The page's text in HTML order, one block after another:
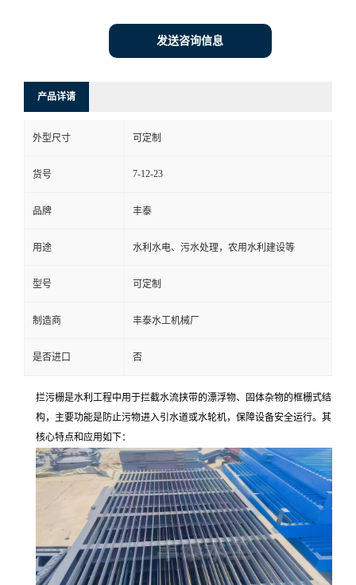
发送咨询信息
产品详请
外型尺寸 可定制
货号 7-12-23
品牌 丰泰
用途 水利水电、污水处理，农用水利建设等
型号 可定制
制造商 丰泰水工机械厂
是否进口 否
拦污栅是水利工程中用于拦截水流挟带的漂浮物、固体杂物的框栅式结
构，主要功能是防止污物进入引水道或水轮机，保障设备安全运行。其
核心特点和应用如下：